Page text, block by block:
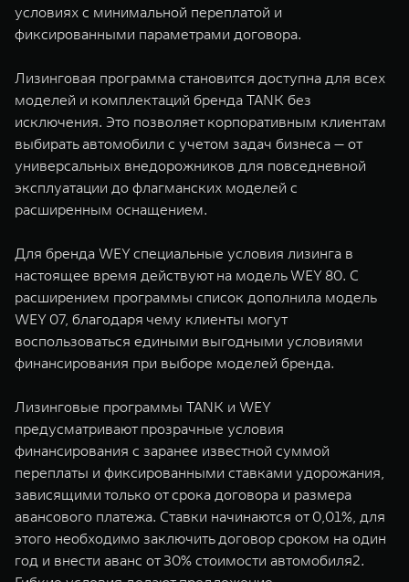
WEY 80
Масштаб возможностей
от 6 449 000 ₽
WEY 80
условиях с минимальной переплатой и
фиксированными параметрами договора.
Лизинговая программа становится доступна для всех
моделей и комплектаций бренда TANK без
исключения. Это позволяет корпоративным клиентам
выбирать автомобили с учетом задач бизнеса — от
универсальных внедорожников для повседневной
эксплуатации до флагманских моделей с
расширенным оснащением.
Для бренда WEY специальные условия лизинга в
настоящее время действуют на модель WEY 80. С
расширением программы список дополнила модель
WEY 07, благодаря чему клиенты могут
воспользоваться едиными выгодными условиями
финансирования при выборе моделей бренда.
Лизинговые программы TANK и WEY
предусматривают прозрачные условия
финансирования с заранее известной суммой
переплаты и фиксированными ставками удорожания,
зависящими только от срока договора и размера
авансового платежа. Ставки начинаются от 0,01%, для
этого необходимо заключить договор сроком на один
год и внести аванс от 30% стоимости автомобиля2.